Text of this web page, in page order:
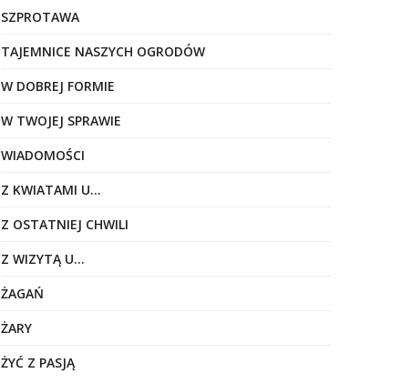
SZPROTAWA
TAJEMNICE NASZYCH OGRODÓW
W DOBREJ FORMIE
W TWOJEJ SPRAWIE
WIADOMOŚCI
Z KWIATAMI U…
Z OSTATNIEJ CHWILI
Z WIZYTĄ U…
ŻAGAŃ
ŻARY
ŻYĆ Z PASJĄ